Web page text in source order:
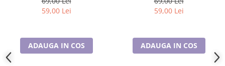
59,00 Lei
ADAUGA IN COS
59,00 Lei
ADAUGA IN COS